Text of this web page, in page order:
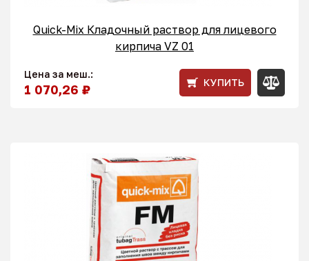
Quick-Mix Кладочный раствор для лицевого
кирпича VZ 01
Цена за меш.:
1 070,26 ₽ КУПИТЬ